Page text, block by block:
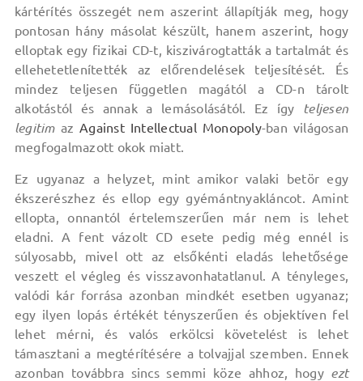
kártérítés összegét nem aszerint állapítják meg, hogy
pontosan hány másolat készült, hanem aszerint, hogy
elloptak egy fizikai CD-t, kiszivárogtatták a tartalmát és
ellehetetlenítették az előrendelések teljesítését. És
mindez teljesen független magától a CD-n tárolt
alkotástól és annak a lemásolásától. Ez így teljesen
legitimazAgainst Intellectual Monopoly-ban világosan
megfogalmazott okok miatt.
Ez ugyanaz a helyzet, mint amikor valaki betör egy
ékszerészhez és ellop egy gyémántnyakláncot. Amint
ellopta, onnantól értelemszerűen már nem is lehet
eladni. A fent vázolt CD esete pedig még ennél is
súlyosabb, mivel ott az elsőkénti eladás lehetősége
veszett el végleg és visszavonhatatlanul. A tényleges,
valódi kár forrása azonban mindkét esetben ugyanaz;
egy ilyen lopás értékét tényszerűen és objektíven fel
lehet mérni, és valós erkölcsi követelést is lehet
támasztani a megtérítésére a tolvajjal szemben. Ennek
azonban továbbra sincs semmi köze ahhoz, hogy ezt